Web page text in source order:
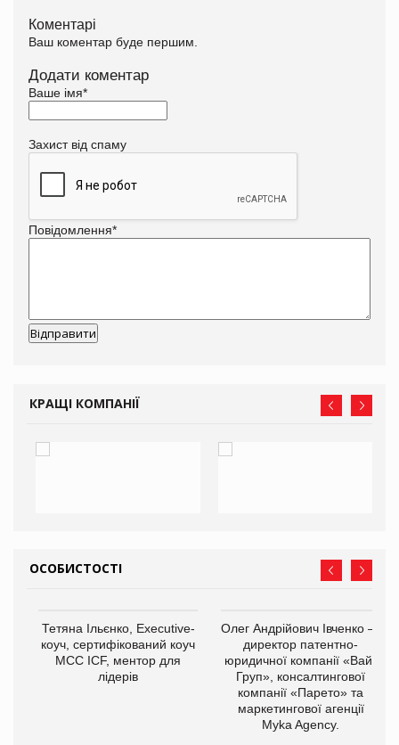
Коментарі
Ваш коментар буде першим.
Додати коментар
Ваше імя*
Захист від спаму
Повідомлення*
КРАЩІ КОМПАНІЇ
ОСОБИСТОСТІ
Тетяна Ільєнко, Executive-
коуч, сертифікований коуч
МСС ICF, ментор для
лідерів
Олег Андрійович Івченко —
директор патентно-
юридичної компанії «Вайз
Груп», консалтингової
компанії «Парето» та
маркетингової агенції
Myka Agency.